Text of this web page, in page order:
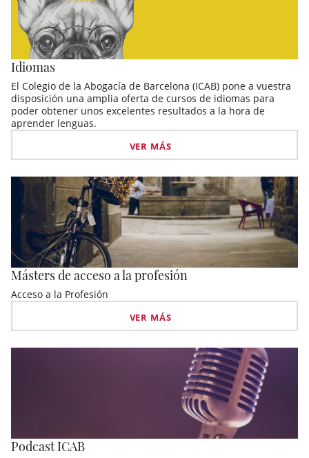
Idiomas
El Colegio de la Abogacía de Barcelona (ICAB) pone a vuestra
disposición una amplia oferta de cursos de idiomas para
poder obtener unos excelentes resultados a la hora de
aprender lenguas.
VER MÁS
Másters de acceso a la profesión
Acceso a la Profesión
VER MÁS
Podcast ICAB